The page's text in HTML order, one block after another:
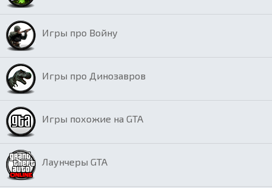
Игры про Войну
Игры про Динозавров
Игры похожие на GTA
Лаунчеры GTA